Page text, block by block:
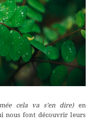
cela va s’en dire) en
nous font découvrir leurs